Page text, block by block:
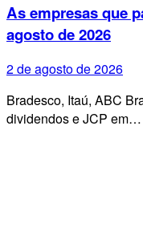
As empresas que
agosto de 2026
2 de agosto de 2026
Bradesco, Itaú, ABC
dividendos e JCP em…